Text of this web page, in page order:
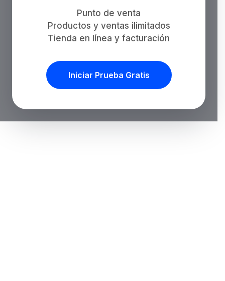
Punto de venta
Productos y ventas ilimitados
Tienda en línea y facturación
Iniciar Prueba Gratis